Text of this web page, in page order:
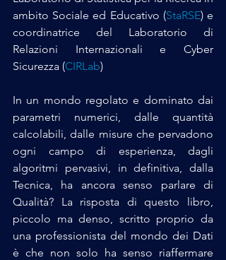
ambito Sociale ed Educativo (StaRSE) e
coordinatrice del Laboratorio di
Relazioni Internazionali e Cyber
Sicurezza (CIRLab)
In un mondo regolato e dominato dai
parametri numerici, dalle quantità
calcolabili, dalle misure che pervadono
ogni campo di esperienza, dagli
algoritmi pervasivi, in definitiva, dalla
Tecnica, ha ancora senso parlare di
Qualità? La risposta di questo libro,
piccolo ma denso, scritto proprio da
una professionista del mondo dei Dati
è che non solo ha senso riaffermare